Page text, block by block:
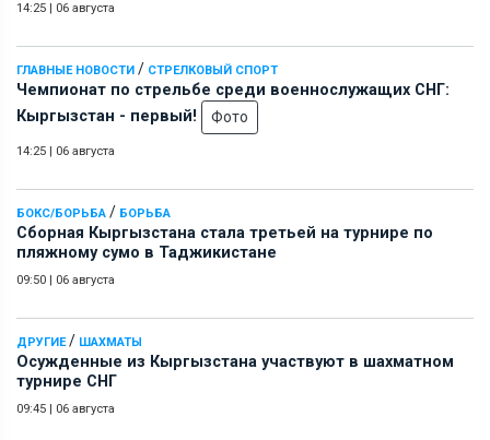
14:25 06 августа
ГЛАВНЫЕ НОВОСТИ / СТРЕЛКОВЫЙ СПОРТ
Чемпионат по стрельбе среди военнослужащих СНГ:
Кыргызстан - первый!
Фото
14:25 06 августа
БОКС/БОРЬБА / БОРЬБА
Сборная Кыргызстана стала третьей на турнире по
пляжному сумо в Таджикистане
09:50 06 августа
ДРУГИЕ/ ШАХМАТЫ
Осужденные из Кыргызстана участвуют в шахматном
турнире СНГ
09:45 06 августа